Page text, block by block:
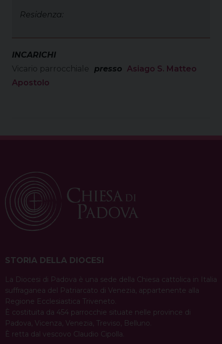
Residenza:
INCARICHI
Vicario parrocchiale
presso Asiago S. Matteo
Apostolo
STORIA DELLA DIOCESI
La Diocesi di Padova è una sede della Chiesa cattolica in Italia
suffraganea del Patriarcato di Venezia, appartenente alla
Regione Ecclesiastica Triveneto.
È costituita da 454 parrocchie situate nelle province di
Padova, Vicenza, Venezia, Treviso, Belluno.
È retta dal vescovo Claudio Cipolla.